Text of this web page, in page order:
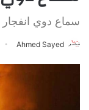
سماع دوي
Ahmed Sayed